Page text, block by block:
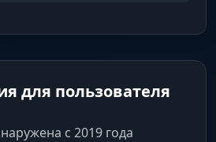
для пользователя
с 2019 года